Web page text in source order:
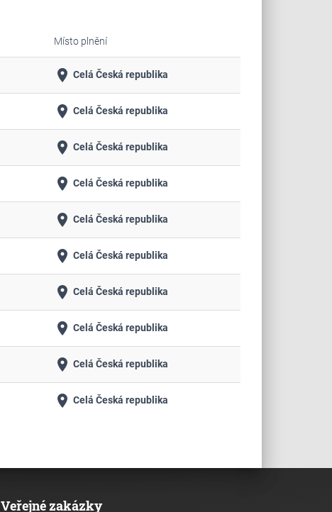
Místo plnění
place Celá Česká republika
place Celá Česká republika
place Celá Česká republika
place Celá Česká republika
place Celá Česká republika
place Celá Česká republika
place Celá Česká republika
place Celá Česká republika
place Celá Česká republika
place Celá Česká republika
Veřejné zakázky